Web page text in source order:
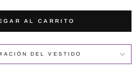
AL CARRITO
DEL VESTIDO